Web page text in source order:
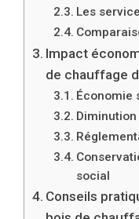
Les
Impact
de chauffage
Économie
social
Conseils